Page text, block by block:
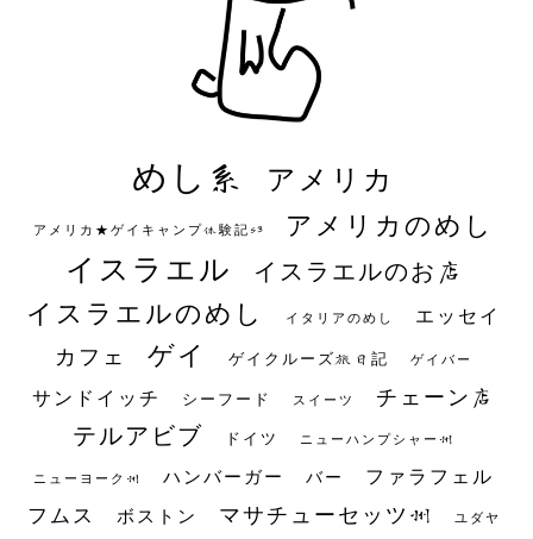
めし系 アメリカ
アメリカ★ゲイキャンプ体験記S3 アメリカのめし
イスラエル イスラエルのお店
イスラエルのめし イタリアのめし エッセイ
カフェ ゲイ ゲイクルーズ旅日記 ゲイバー
サンドイッチ シーフード スイーツ チェーン店
テルアビブ ドイツ ニューハンプシャー州
ニューヨーク州 ハンバーガー バー ファラフェル
フムス ボストン マサチューセッツ州 ユダヤ